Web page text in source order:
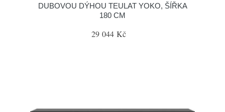
DUBOVOU DÝHOU TEULAT YOKO, ŠÍŘKA
180 CM
29 044 Kč